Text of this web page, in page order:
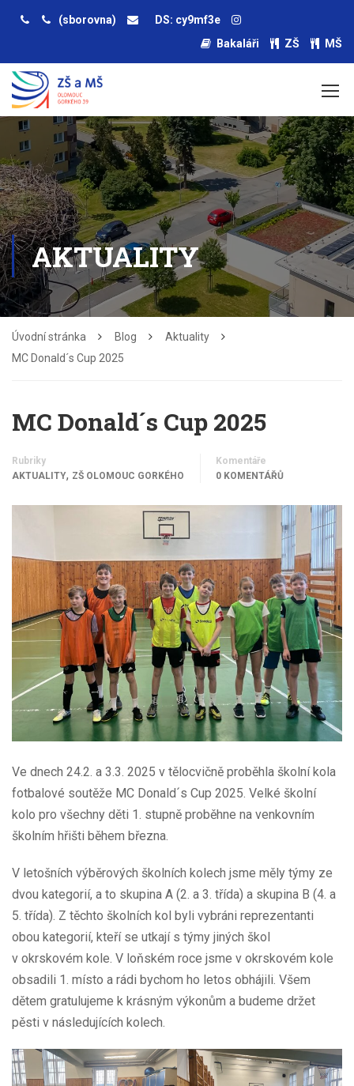
(sborovna)
DS: cy9mf3e
Bakaláři
ZŠ MŠ
AKTUALITY
Úvodní stránka Blog
Aktuality
MC Donald´s Cup 2025
MC Donald´s Cup 2025
Rubriky
AKTUALITY, ZŠ OLOMOUC GORKÉHO
Komentáře
0 KOMENTÁŘŮ
Ve dnech 24.2. a 3.3. 2025 v tělocvičně proběhla školní kola
fotbalové soutěže MC Donald´s Cup 2025. Velké školní
kolo pro všechny děti 1. stupně proběhne na venkovním
školním hřišti během března.
V letošních výběrových školních kolech jsme měly týmy ze
dvou kategorií, a to skupina A (2. a 3. třída) a skupina B (4. a
5. třída). Z těchto školních kol byli vybráni reprezentanti
obou kategorií, kteří se utkají s týmy jiných škol
v okrskovém kole. V loňském roce jsme v okrskovém kole
obsadili 1. místo a rádi bychom ho letos obhájili. Všem
dětem gratulujeme k krásným výkonům a budeme držet
pěsti v následujících kolech.